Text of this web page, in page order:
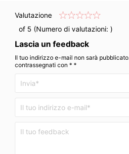
Valutazione
of 5 (Numero di valutazioni: )
Lascia un feedback
Il tuo indirizzo e-mail non sarà
contrassegnati con * *